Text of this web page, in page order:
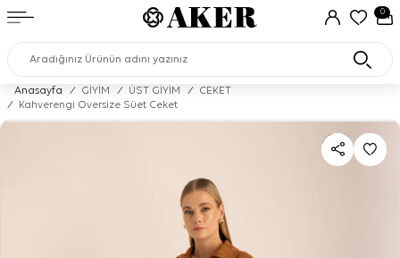
0
Anasayfa / GİYİM / ÜST GİYİM /
CEKET
/
Kahverengi Oversize Süet Ceket